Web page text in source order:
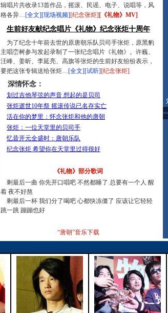
辑唱片共收录13首作品，摇滚、民谣、电子、说唱等，风
格各异…[全文][现场视频][纪念张炬] [《礼物》MV]
生前好友献纪念唱片《礼物》纪念张炬十周年
为了纪念十年前去世的原唐朝乐队贝司手张炬，原黑豹
主唱峦树参与发起录制了一张纪念唱片《礼物》。许巍、
汪峰、姜昕、李延亮、高旗等张炬的生前好友纷纷表示，
要把这张专辑送给张炬…[全文][试听][纪念张炬]
深情怀念：
划过吉他琴弦的声音 想起的是贝司
张炬逝世10年祭 摇滚传说已名存实亡
活在你的梦里：怀念张炬和他的唐朝
张炬：一位天堂里的贝司手
忆昔开元全盛时：唐朝乐队
纪念张炬 希望你在天堂里过得很好
《礼物》部分歌词
剩最后一曲 你先开口唱吧 不然都睡了 总要有一个人 醒
着 夜不好熬
剩最后一杯 我们分了喝吧 心都快冻僵了 应该让它轻轻
跳一跳 蹦蹦也好
“唐朝”音乐下载